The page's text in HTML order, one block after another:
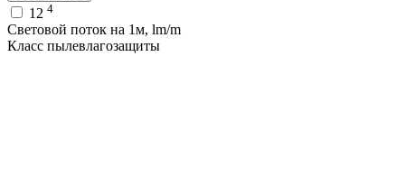
12 4
Световой поток на 1м, lm/m
Класс пылевлагозащиты